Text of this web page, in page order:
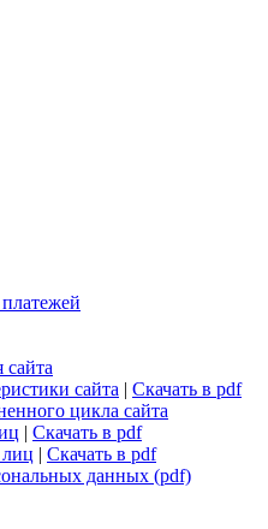
платежей
сайта
сайта|Скачать в pdf
цикла сайта